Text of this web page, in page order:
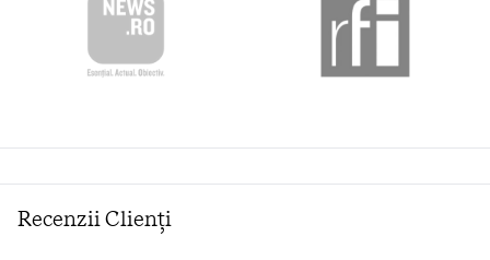
Recenzii Clienți